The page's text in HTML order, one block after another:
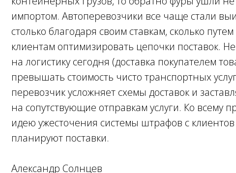
импортом. Автоперевозчики все чаще стали
столько благодаря своим ставкам, сколько
клиентам оптимизировать цепочки поставок.
на логистику сегодня (доставка покупателем
превышать стоимость чисто транспортных
перевозчик усложняет схемы доставок и
на сопутствующие отправкам услуги. Ко всему
идею ужесточения системы штрафов с
планируют поставки.
Александр Солнцев